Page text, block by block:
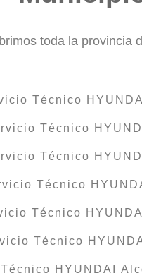
toda la provincia
Técnico
Técnico
Técnico
Técnico
Técnico
Técnico
HYUNDAI